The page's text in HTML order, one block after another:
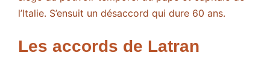
l’Italie. S’ensuit un désaccord qui dure 60 ans.
Les accords de Latran